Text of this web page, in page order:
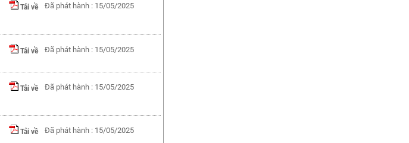
Tải về Đã phát hành : 15/05/2025
Tải về Đã phát hành : 15/05/2025
Tải về Đã phát hành : 15/05/2025
Tải về Đã phát hành : 15/05/2025